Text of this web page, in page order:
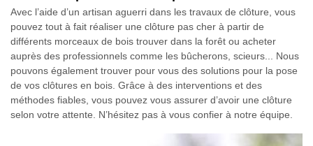
Avec l’aide d’un artisan aguerri dans les travaux de clôture, vous
pouvez tout à fait réaliser une clôture pas cher à partir de
différents morceaux de bois trouver dans la forêt ou acheter
auprès des professionnels comme les bûcherons, scieurs... Nous
pouvons également trouver pour vous des solutions pour la pose
de vos clôtures en bois. Grâce à des interventions et des
méthodes fiables, vous pouvez vous assurer d’avoir une clôture
selon votre attente. N’hésitez pas à vous confier à notre équipe.